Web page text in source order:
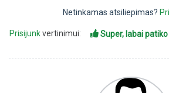
Netinkamas atsiliepimas?
Prisijunkvertinimui: Super, labai patiko